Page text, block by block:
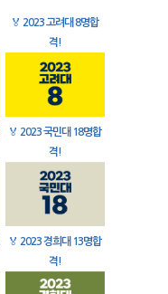
🏅 2023 고려대 8명합
격!
🏅 2023 국민대 18명합
격!
🏅 2023 경희대 13명합
격!